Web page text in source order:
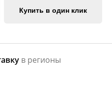
Купить в один клик
в регионы